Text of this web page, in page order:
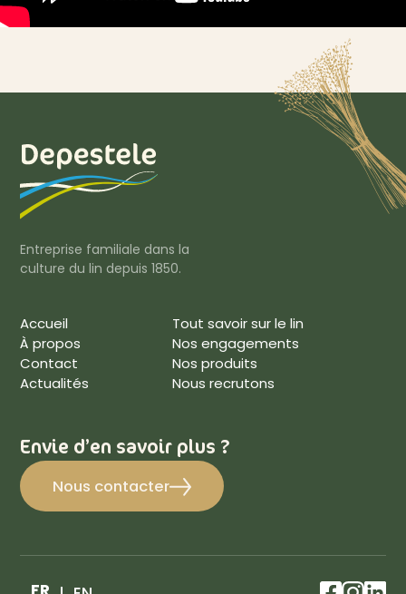
Entreprise familiale dans la
culture du lin depuis 1850.
Accueil
À propos
Contact
Actualités
Tout savoir sur le lin
Nos engagements
Nos produits
Nous recrutons
Envie d’en savoir plus ?
Nous contacter